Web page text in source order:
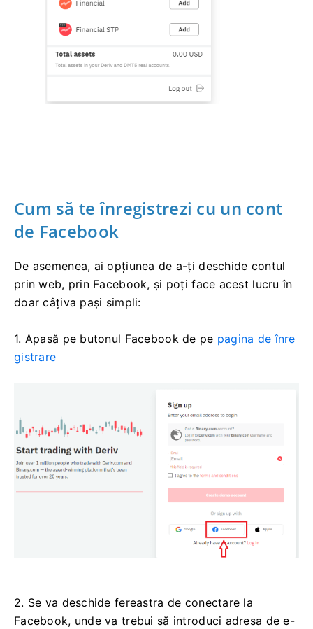
Cum să te înregistrezi cu un cont
de Facebook
De asemenea, ai opțiunea de a-ți deschide contul
prin web, prin Facebook, și poți face acest lucru în
doar câțiva pași simpli:
1. Apasă pe butonul Facebook de pe pagina de înre
gistrare
2. Se va deschide fereastra de conectare la
Facebook, unde va trebui să introduci adresa de e-